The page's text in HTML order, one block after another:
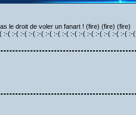
le droit de voler un fanart ! (fire) (fire) (fire)
:-( :-( :-( :-( :-( :-( :-( :-( :-( :-( :-( :-( :-( :-( :-( :-(